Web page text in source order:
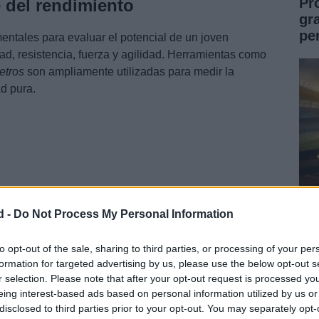
- Do Not Process My Personal Information
opt-out of the sale, sharing to third parties, or processing of your
for targeted advertising by us, please use the below opt-out
selection. Please note that after your opt-out request is processed
interest-based ads based on personal information utilized by us
to third parties prior to your opt-out. You may separately
del rendimiento
para evaluar el potencial de un joven
resistencia, fuerza y agilidad. Herramientas como
son ampliamente utilizadas para medir la
pura.
y la madurez biológica son factores críticos que